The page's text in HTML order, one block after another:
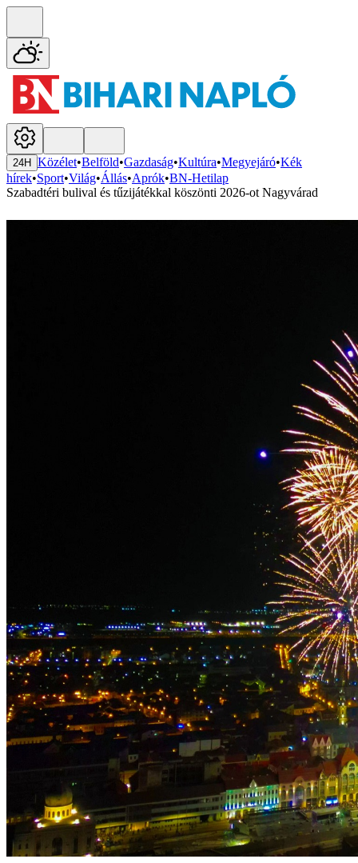
24H Közélet•Belföld•Gazdaság•Kultúra•Megyejáró•Kék
hírek•Sport•Világ•Állás•Aprók•BN-Hetilap
Szabadtéri bulival és tűzijátékkal köszönti 2026-ot Nagyvárad